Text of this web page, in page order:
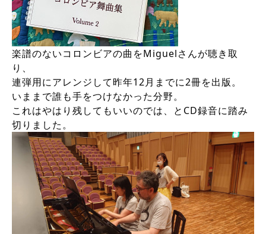
楽譜のないコロンビアの曲をMiguelさんが聴き取
り、
連弾用にアレンジして昨年12月までに2冊を出版。
いままで誰も手をつけなかった分野。
これはやはり残してもいいのでは、とCD録音に踏み
切りました。